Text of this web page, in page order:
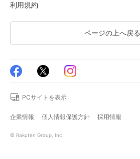
利用規約
ページの上へ戻る
PCサイトを表示
企業情報 個人情報保護方針 採用情報
© Rakuten Group, Inc.